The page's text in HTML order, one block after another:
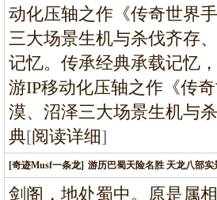
动化压轴之作《传奇世界
三大场景生机与杀伐齐存
记忆。传承经典承载记忆
游IP移动化压轴之作《传
漠、沼泽三大场景生机与
典[阅读详细]
[奇迹Musf一条龙] 游历巴蜀天险名胜 天龙八部实
剑阁，地处蜀中。原是属